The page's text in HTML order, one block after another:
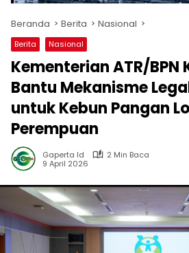
Beranda Berita Nasional
Berita Nasional
Kementerian ATR/BPN
Bantu Mekanisme
untuk Kebun Pangan
Perempuan
Gaperta Id
2 Min Baca
9 April 2026